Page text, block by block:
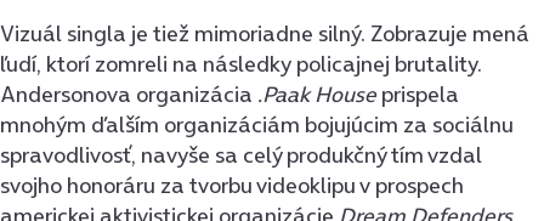
Vizuál singla je tiež mimoriadne silný. Zobrazuje mená
ľudí, ktorí zomreli na následky policajnej brutality.
Andersonova organizácia .Paak Houseprispela
mnohým ďalším organizáciám bojujúcim za sociálnu
spravodlivosť, navyše sa celý produkčný tím vzdal
svojho honoráru za tvorbu videoklipu v prospech